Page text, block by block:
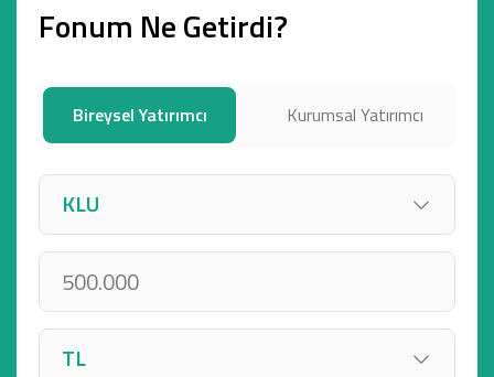
Fonum Ne Getirdi?
Bireysel Yatırımcı Kurumsal Yatırımcı